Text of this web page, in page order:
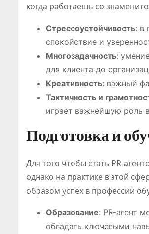
когда работаешь со
Стрессоустойчивость: в
спокойствие и
Многозадачность:
для клиента до
Креативность: важный
Тактичность и
играет важнейшую роль
Подготовка и
Для того чтобы стать PR-
однако на практике в этой
образом успех в профессии
Образование: PR-агент
обладать ключевыми